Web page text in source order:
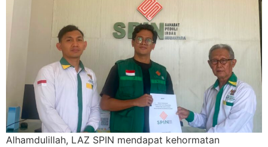
Alhamdulillah, LAZ SPIN mendapat kehormatan